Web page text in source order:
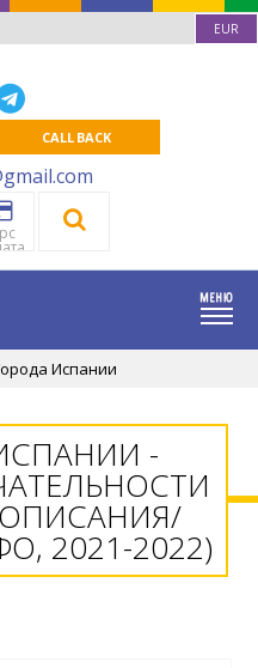
EUR
CALL BACK
Испании
-
2021-2022)